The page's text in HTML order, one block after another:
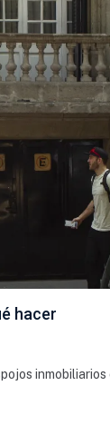
hacer